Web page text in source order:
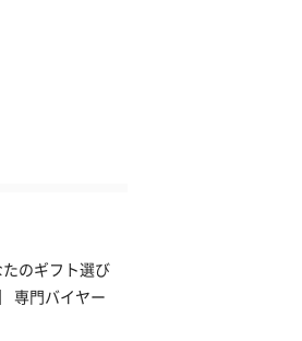
のギフト選び
専門バイヤー